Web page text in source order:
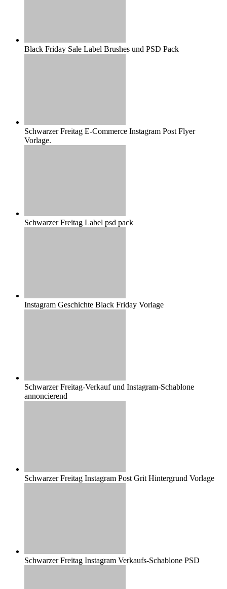
Black Friday Sale Label Brushes und PSD Pack
Schwarzer Freitag E-Commerce Instagram Post Flyer
Vorlage.
Schwarzer Freitag Label psd pack
Instagram Geschichte Black Friday Vorlage
Schwarzer Freitag-Verkauf und Instagram-Schablone
annoncierend
Schwarzer Freitag Instagram Post Grit Hintergrund Vorlage
Schwarzer Freitag Instagram Verkaufs-Schablone PSD